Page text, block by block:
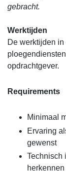
gebracht.
Werktijden
De werktijden
opdrachtgever.
Requirements
Minimaal
Ervaring
gewenst
Technisch
herkennen